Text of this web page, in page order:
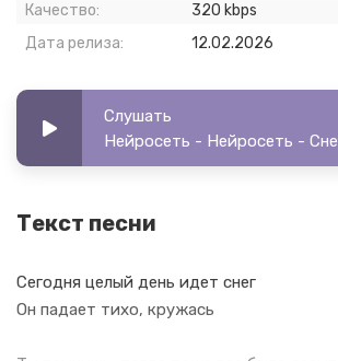
Качество:
320 kbps
Дата релиза:
12.02.2026
Слушать
Текст песни
Сегодня целый день идет снег
Он падает тихо, кружась